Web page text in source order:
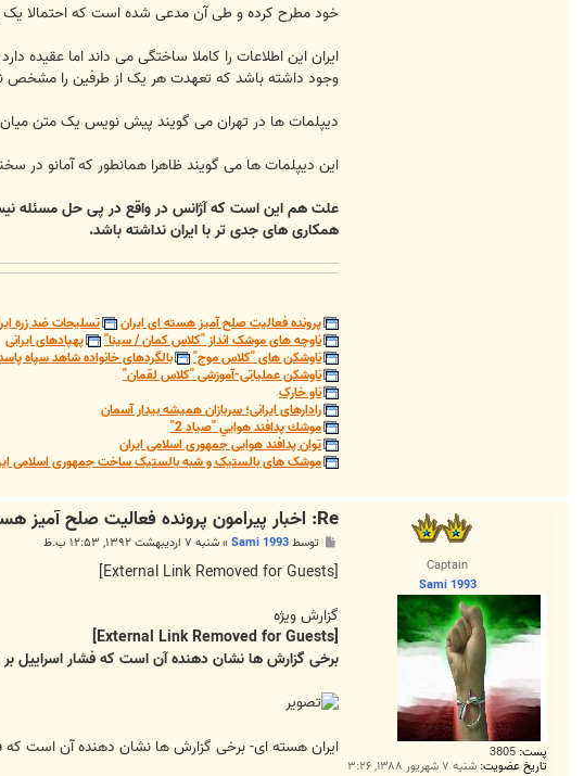
خود مطرح کرده و طی آن مدعی شده است که احتمالا یک
ایران این اطلاعات را کاملا ساختگی می داند اما
وجود داشته باشد که تعهدت هر یک از طرفین را مشخص
دیپلمات ها در تهران می گویند پیش نویس یک متن میان
این دیپلمات ها می گویند ظاهرا همانطور که آمانو در سخنرانی افتتاحیه اجلاس مارس 2013 آژانس گفت
علت هم این است که آژانس در واقع در پی حل مسئله
همکاری های جدی تر با ایران نداشته باشد.
پرونده فعالیت صلح آمیز هسته ای ایران
تسلیحات ضد زره
ناوچه های موشک انداز "کلاس کمان / سینا"
پهپادهای ایرانی
ناوشکن های "کلاس موج"
بالگردهای خانواده شاهد سپاه
ناوشکن عملیاتی-آموزشی "کلاس لقمان"
ناو خارک
رادارهای ایرانی؛ سربازان همیشه بیدار آسمان
موشك پدافند هوايي "صياد 2"
توان پدافند هوایی جمهوری اسلامی ایران
موشک های بالستیک و شبه بالستیک ساخت جمهوری اسلامی
Captain
Sami 1993
پست: 3805
تاریخ عضویت: شنبه ۷ شهریور ۱۳۸۸, ۳:۲۶
Re: اخبار پیرامون پرونده فعالیت صلح آمیز هسته ای ایران
ت
توسطSami 1993
»شنبه ۷ اردیبهشت ۱۳۹۲, ۱۲:۵۳ ب.ظ
[External Link Removed for Guests]
گزارش ویژه
[External Link Removed for Guests]
برخی گزارش ها نشان دهنده آن است که فشار اسراییل بر دولت امریکا برای
ایران هسته ای- برخی گزارش ها نشان دهنده آن است که فشار اسراییل بر